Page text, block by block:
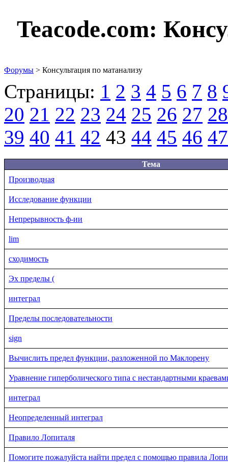
Teacode.com:
Форумы > Консультация по матанализу
Страницы: 1 2 3 4 5 6 7 8
20 21 22 23 24 25 26 27 28
39 40 41 42 43 44 45 46 47
Тема
Производная
Исследование функции
Непрерывность ф-ии
lim
сходимость
Эх пределы (
интеграл
Пределы последовательности
sign
Вычислить предел функции, разложенной по Маклорену
Уравнение гиперболического типа с нестандартными
интеграл
Неопределенный интеграл
Правило Лопиталя
Помогите пожалуйста найти предел с помощью правила